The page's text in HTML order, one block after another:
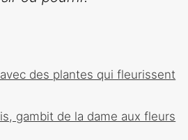
des plantes qui fleurissent
gambit de la dame aux fleurs